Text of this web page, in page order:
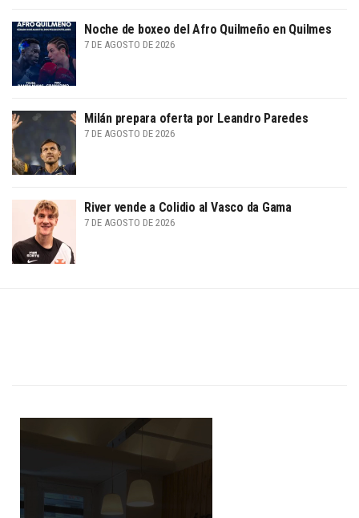
Noche de boxeo del Afro Quilmeño en Quilmes
7 DE AGOSTO DE 2026
Milán prepara oferta por Leandro Paredes
7 DE AGOSTO DE 2026
River vende a Colidio al Vasco da Gama
7 DE AGOSTO DE 2026